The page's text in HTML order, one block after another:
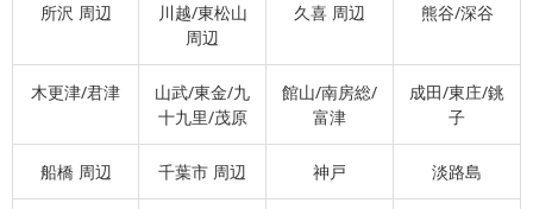
所沢 周辺
川越/東松山
周辺
久喜 周辺 熊谷/深谷
木更津/君津
山武/東金/九
十九里/茂原
館山/南房総/
富津
成田/東庄/銚
子
船橋 周辺 千葉市 周辺 神戸 淡路島